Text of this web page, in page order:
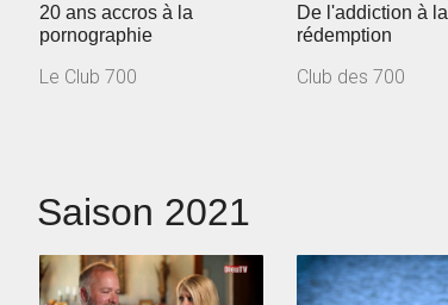
20 ans accros à la
pornographie
Le Club 700
De l'addiction à la
rédemption
Club des 700
Saison 2021